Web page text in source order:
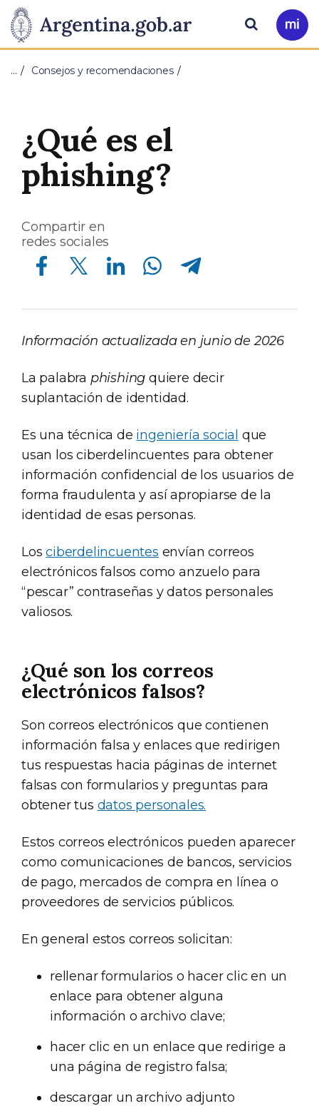
Presidencia
de
Nación
Pasar al contenido principal
Ir
a
Buscar
… Consejos y recomendaciones
¿Qué es el
phishing?
Compartir en
redes sociales
Compartir en Facebook Compartir en Twitter Compartir en Linkedin Compartir en Whatsapp Compartir en Telegram
Información actualizada en junio de 2026
La palabra phishing quiere decir
suplantación de identidad.
Es una técnica de ingeniería social que
usan los ciberdelincuentes para obtener
información confidencial de los usuarios de
forma fraudulenta y así apropiarse de la
identidad de esas personas.
Losciberdelincuentes envían correos
electrónicos falsos como anzuelo para
“pescar” contraseñas y datos personales
valiosos.
¿Qué son los correos
electrónicos falsos?
Son correos electrónicos que contienen
información falsa y enlaces que redirigen
tus respuestas hacia páginas de internet
falsas con formularios y preguntas para
obtener tus datos personales.
Estos correos electrónicos pueden aparecer
como comunicaciones de bancos, servicios
de pago, mercados de compra en línea o
proveedores de servicios públicos.
En general estos correos solicitan:
rellenar formularios o hacer clic en un
enlace para obtener alguna
información o archivo clave;
hacer clic en un enlace que redirige a
una página de registro falsa;
descargar un archivo adjunto